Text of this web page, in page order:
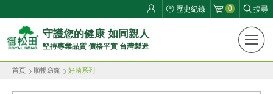
御
松
守護您的健康 如同親人
堅持專業品質 價格平實 台灣製造
歷史紀錄 0 搜尋
首頁 順暢窈窕 好菌系列